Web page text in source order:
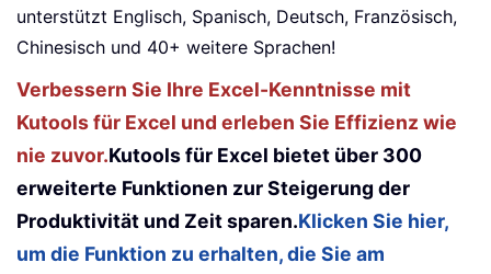
unterstützt Englisch, Spanisch, Deutsch, Französisch,
Chinesisch und 40+ weitere Sprachen!
Verbessern Sie Ihre Excel-Kenntnisse mit
Kutools für Excel und erleben Sie Effizienz wie
nie zuvor.Kutools für Excel bietet über 300
erweiterte Funktionen zur Steigerung der
Produktivität und Zeit sparen.Klicken Sie hier,
um die Funktion zu erhalten, die Sie am